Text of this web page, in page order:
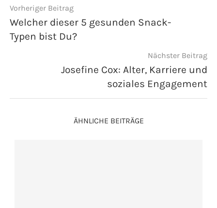
Vorheriger Beitrag
Welcher dieser 5 gesunden Snack-
Typen bist Du?
Nächster Beitrag
Josefine Cox: Alter, Karriere und
soziales Engagement
ÄHNLICHE BEITRÄGE